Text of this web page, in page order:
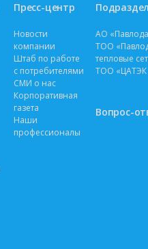
Пресс-центр
Новости
компании
Штаб по работе
с потребителями
СМИ о нас
Корпоративная
газета
Наши
профессионалы
АО
ТОО
тепловые
ТОО «ЦАТЭК
Вопрос-